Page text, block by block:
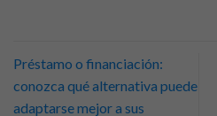
Préstamo o financiación:
conozca qué alternativa puede
adaptarse mejor a sus